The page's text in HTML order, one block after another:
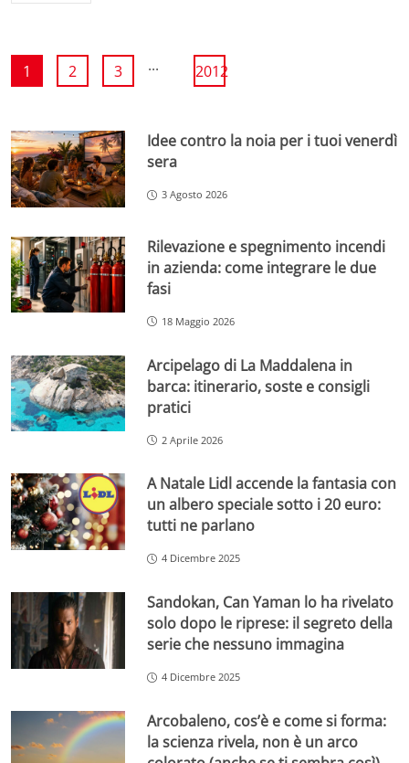
1 2 3 ... 2012
Idee contro la noia per i tuoi venerdì
sera
3 Agosto 2026
Rilevazione e spegnimento incendi
in azienda: come integrare le due
fasi
18 Maggio 2026
Arcipelago di La Maddalena in
barca: itinerario, soste e consigli
pratici
2 Aprile 2026
A Natale Lidl accende la fantasia con
un albero speciale sotto i 20 euro:
tutti ne parlano
4 Dicembre 2025
Sandokan, Can Yaman lo ha rivelato
solo dopo le riprese: il segreto della
serie che nessuno immagina
4 Dicembre 2025
Arcobaleno, cos’è e come si forma:
la scienza rivela, non è un arco